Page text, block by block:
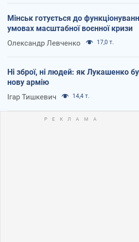
Мінськ готується до
умовах масштабної воєнної кризи
Олександр Левченко 17,0 т.
Ні зброї, ні людей: як Лукашенко
нову армію
Ігар Тишкевич 14,4 т.